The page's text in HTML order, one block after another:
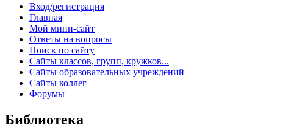
Вход/регистрация
Главная
Мой мини-сайт
Ответы на вопросы
Поиск по сайту
Сайты классов, групп, кружков...
Сайты образовательных учреждений
Сайты коллег
Форумы
Библиотека